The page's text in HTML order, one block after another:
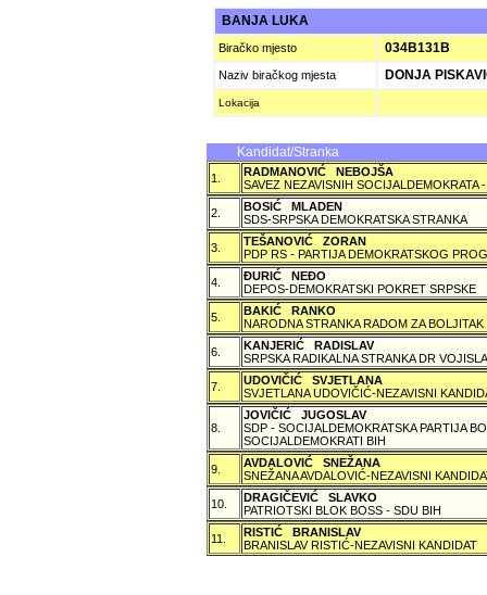
BANJA LUKA
Biračko mjesto 034B131B
Naziv biračkog mjesta DONJA
Lokacija
Kandidat/Stranka
1.
RADMANOVIĆ NEBOJŠA
SAVEZ NEZAVISNIH SOCIJALDEMOKRATA
2.
BOSIĆ MLADEN
SDS-SRPSKA DEMOKRATSKA STRANKA
3.
TEŠANOVIĆ ZORAN
PDP RS - PARTIJA DEMOKRATSKOG
4.
ÐURIĆ NEÐO
DEPOS-DEMOKRATSKI POKRET SRPSKE
5.
BAKIĆ RANKO
NARODNA STRANKA RADOM ZA BOLJITAK
6.
KANJERIĆ RADISLAV
SRPSKA RADIKALNA STRANKA DR
7.
UDOVIČIĆ SVJETLANA
SVJETLANA UDOVIČIĆ-NEZAVISNI
8.
JOVIČIĆ JUGOSLAV
SDP - SOCIJALDEMOKRATSKA PARTIJA
SOCIJALDEMOKRATI BIH
9.
AVDALOVIĆ SNEŽANA
SNEŽANA AVDALOVIĆ-NEZAVISNI
10.
DRAGIČEVIĆ SLAVKO
PATRIOTSKI BLOK BOSS - SDU BIH
11.
RISTIĆ BRANISLAV
BRANISLAV RISTIĆ-NEZAVISNI KANDIDAT